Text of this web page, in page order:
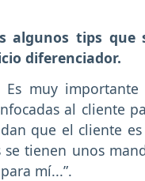
algunos tips
diferenciador.
Es muy
al cliente
que el cliente
tienen unos
mí...”.